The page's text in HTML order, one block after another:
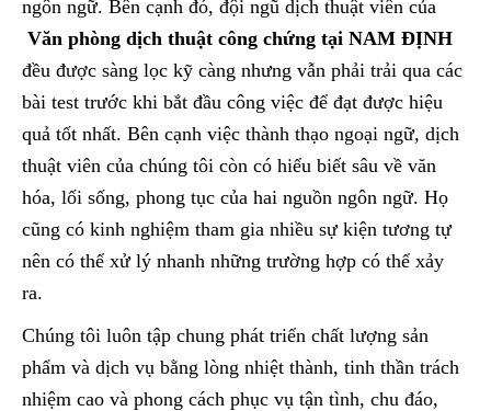
ngôn ngữ. Bên cạnh đó, đội ngũ dịch thuật viên của
Văn phòng dịch thuật công chứng tại NAM ĐỊNH
đều được sàng lọc kỹ càng nhưng vẫn phải trải qua các
bài test trước khi bắt đầu công việc để đạt được hiệu
quả tốt nhất. Bên cạnh việc thành thạo ngoại ngữ, dịch
thuật viên của chúng tôi còn có hiểu biết sâu về văn
hóa, lối sống, phong tục của hai nguồn ngôn ngữ. Họ
cũng có kinh nghiệm tham gia nhiều sự kiện tương tự
nên có thể xử lý nhanh những trường hợp có thể xảy
ra.
Chúng tôi luôn tập chung phát triển chất lượng sản
phẩm và dịch vụ bằng lòng nhiệt thành, tinh thần trách
nhiệm cao và phong cách phục vụ tận tình, chu đáo,